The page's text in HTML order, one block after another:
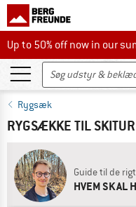
Up to 50% off now in our
Up to 50% off now in our
Rygsæk
RYGSÆKKE TIL
Guide til de
HVEM SKAL